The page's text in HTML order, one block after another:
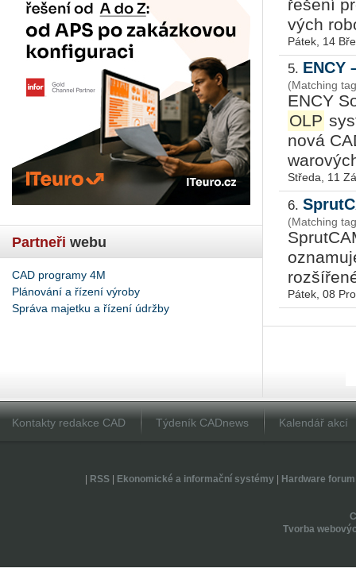
Partneři webu
CAD programy 4M
Plánování a řízení výroby
Správa majetku a řízení údržby
ře­še­ní
vých
Pátek, 14
5. ENCY
(Matching
ENCY
OLP
nová
Středa, 11
6.
(Matching
Pátek, 08
Kontakty redakce CAD Týdeník CADnews Kalendář akcí
RSS| Ekonomické a informační systémy| Hardware forum
Tvorba